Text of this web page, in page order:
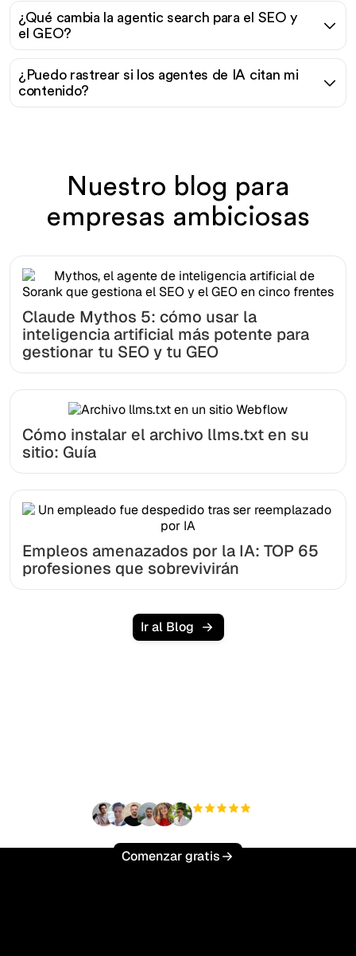
¿Qué cambia la agentic search para el SEO y
el GEO?
¿Puedo rastrear si los agentes de IA citan mi
contenido?
Nuestro blog para
empresas ambiciosas
Claude Mythos 5: cómo usar la
inteligencia artificial más potente para
gestionar tu SEO y tu GEO
Cómo instalar el archivo llms.txt en su
sitio: Guía
Empleos amenazados por la IA: TOP 65
profesiones que sobrevivirán
Ir al Blog
Comenzar gratis